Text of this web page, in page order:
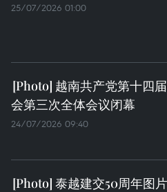
25/07/2026 01:00
越南共产党第十四
会第三次全体会议闭幕
24/07/2026 09:40
泰越建交50周年图